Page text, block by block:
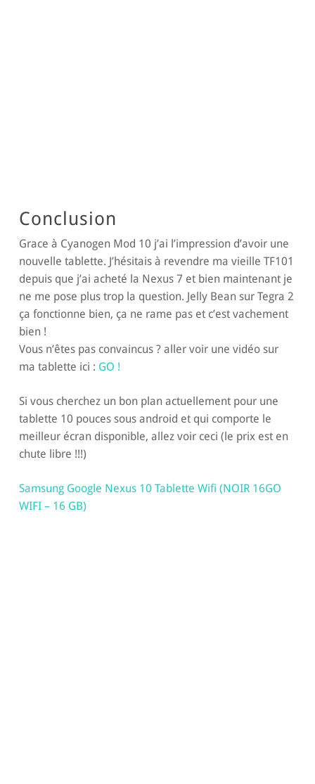
Conclusion
Grace à Cyanogen Mod 10 j’ai l’impression d’avoir une
nouvelle tablette. J’hésitais à revendre ma vieille TF101
depuis que j’ai acheté la Nexus 7 et bien maintenant je
ne me pose plus trop la question. Jelly Bean sur Tegra 2
ça fonctionne bien, ça ne rame pas et c’est vachement
bien !
Vous n’êtes pas convaincus ? aller voir une vidéo sur
ma tablette ici : GO !
Si vous cherchez un bon plan actuellement pour une
tablette 10 pouces sous android et qui comporte le
meilleur écran disponible, allez voir ceci (le prix est en
chute libre !!!)
Samsung Google Nexus 10 Tablette Wifi (NOIR 16GO
WIFI – 16 GB)